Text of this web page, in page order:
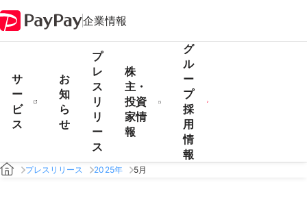
企業情報
サ
ー
ビ
ス
お
知
ら
せ
プ
レ
ス
リ
リ
ー
ス
株
主・
投資
家情
報
グ
ル
ー
プ
採
用
情
報
プレスリリース 2025年 5月